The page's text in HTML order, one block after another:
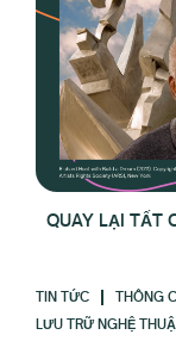
QUAY LẠI TẤT
TIN TỨC
THÔNG
LƯU TRỮ NGHỆ